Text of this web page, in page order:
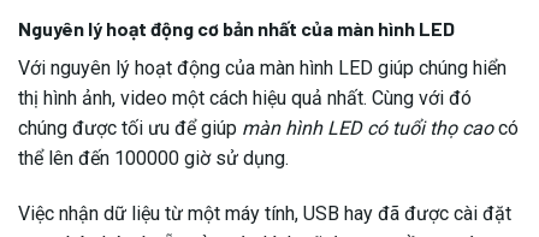
Nguyên lý hoạt động cơ bản nhất của màn hình LED
Với nguyên lý hoạt động của màn hình LED giúp chúng hiển
thị hình ảnh, video một cách hiệu quả nhất. Cùng với đó
chúng được tối ưu để giúp màn hình LED có tuổi thọ caocó
thể lên đến 100000 giờ sử dụng.
Việc nhận dữ liệu từ một máy tính, USB hay đã được cài đặt